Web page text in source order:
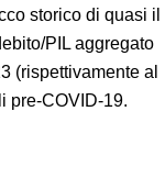
storico di quasi il
PIL aggregato
(rispettivamente al
pre-COVID-19.